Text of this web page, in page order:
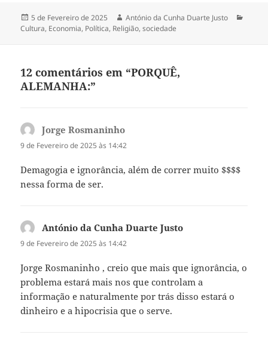
Publicado
a
5 de Fevereiro de 2025 Autor
António da Cunha Duarte Justo
Cultura, Economia, Política, Religião,sociedade
12 comentários em “PORQUÊ,
ALEMANHA:”
Jorge Rosmaninho
9 de Fevereiro de 2025 às 14:42
Demagogia e ignorância, além de correr muito $$$$
nessa forma de ser.
António da Cunha Duarte Justo
9 de Fevereiro de 2025 às 14:42
Jorge Rosmaninho , creio que mais que ignorância, o
problema estará mais nos que controlam a
informação e naturalmente por trás disso estará o
dinheiro e a hipocrisia que o serve.